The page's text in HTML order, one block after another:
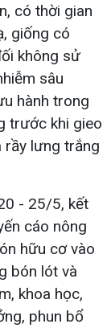
có thời gian
giống có
không sử
sâu
hành trong
trước khi gieo
rầy lưng trắng
- 25/5, kết
cáo nông
hữu cơ vào
bón lót và
khoa học,
phun bổ